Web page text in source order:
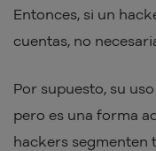
Entonces, si un
cuentas, no
Por supuesto, su
pero es una forma
hackers segmenten